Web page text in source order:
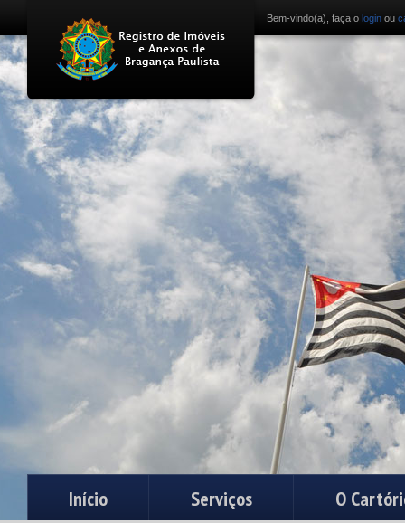
Bem-vindo(a), faça o login ou
Início Serviços O